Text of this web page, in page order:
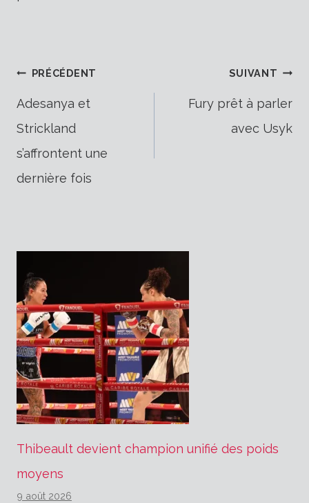
Navigation
de
PRÉCÉDENT
Adesanya et
Strickland
s’affrontent une
dernière fois
SUIVANT
Fury prêt à parler
avec Usyk
Thibeault devient champion unifié des poids
moyens
9 août 2026